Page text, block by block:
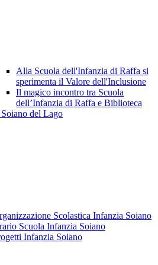
Alla Scuola dell'Infanzia di Raffa si
sperimenta il Valore dell'Inclusione
Il magico incontro tra Scuola
dell’Infanzia di Raffa e Biblioteca
del Lago
Scolastica Infanzia Soiano
Scuola Infanzia Soiano
Infanzia Soiano